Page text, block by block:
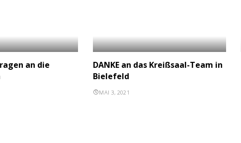
an die
DANKE an das Kreißsaal-Team in
Bielefeld
MAI 3, 2021